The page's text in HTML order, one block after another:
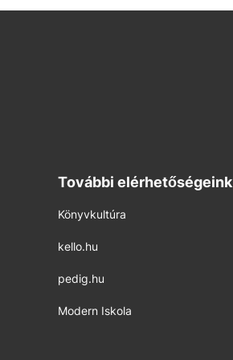
További elérhetőségeink
Könyvkultúra
kello.hu
pedig.hu
Modern Iskola